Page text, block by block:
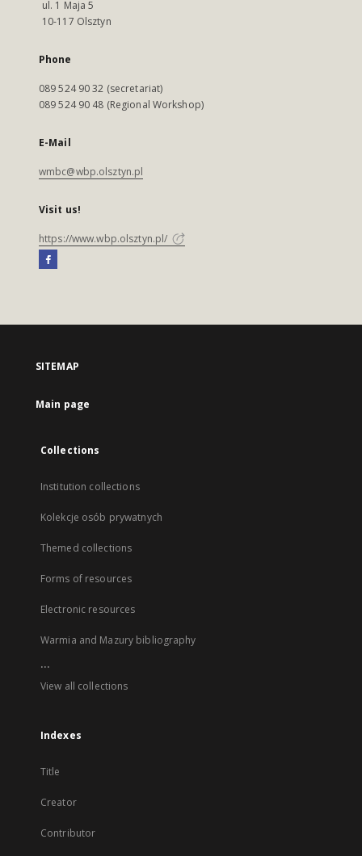
ul. 1 Maja 5
10-117 Olsztyn
Phone
089 524 90 32 (secretariat)
089 524 90 48 (Regional Workshop)
E-Mail
wmbc@wbp.olsztyn.pl
Visit us!
https://www.wbp.olsztyn.pl/
SITEMAP
Main page
Collections
Institution collections
Kolekcje osób prywatnych
Themed collections
Forms of resources
Electronic resources
Warmia and Mazury bibliography
...
View all collections
Indexes
Title
Creator
Contributor